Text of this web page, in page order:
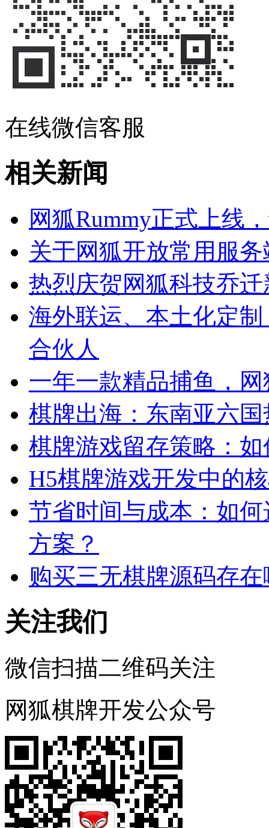
在线微信客服
相关新闻
网狐Rummy正式上线
关于网狐开放常用服
热烈庆贺网狐科技乔迁
海外联运、本土化定
合伙人
一年一款精品捕鱼，
棋牌出海：东南亚六
棋牌游戏留存策略：
H5棋牌游戏开发中的
节省时间与成本：如
方案？
购买三无棋牌源码存
关注我们
微信扫描二维码关注
网狐棋牌开发公众号